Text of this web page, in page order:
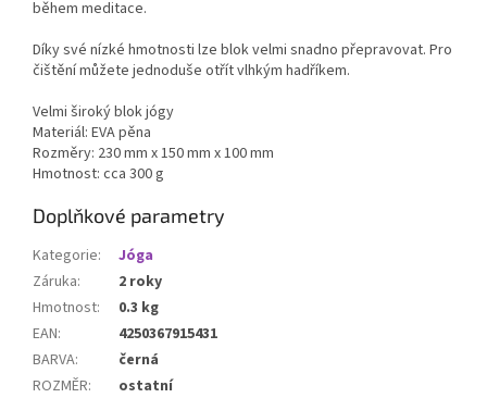
během meditace.
Díky své nízké hmotnosti lze blok velmi snadno přepravovat. Pro
čištění můžete jednoduše otřít vlhkým hadříkem.
Velmi široký blok jógy
Materiál: EVA pěna
Rozměry: 230 mm x 150 mm x 100 mm
Hmotnost: cca 300 g
Doplňkové parametry
Kategorie:
Jóga
Záruka:
2 roky
Hmotnost:
0.3 kg
EAN:
4250367915431
BARVA:
černá
ROZMĚR:
ostatní